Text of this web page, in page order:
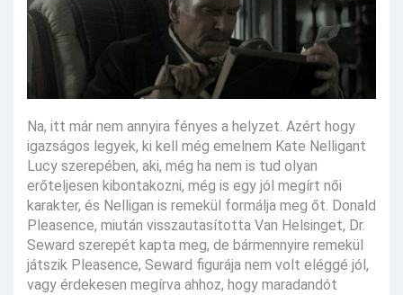
Na, itt már nem annyira fényes a helyzet. Azért hogy
igazságos legyek, ki kell még emelnem Kate Nelligant
Lucy szerepében, aki, még ha nem is tud olyan
erőteljesen kibontakozni, még is egy jól megírt női
karakter, és Nelligan is remekül formálja meg őt. Donald
Pleasence, miután visszautasította Van Helsinget, Dr.
Seward szerepét kapta meg, de bármennyire remekül
játszik Pleasence, Seward figurája nem volt eléggé jól,
vagy érdekesen megírva ahhoz, hogy maradandót